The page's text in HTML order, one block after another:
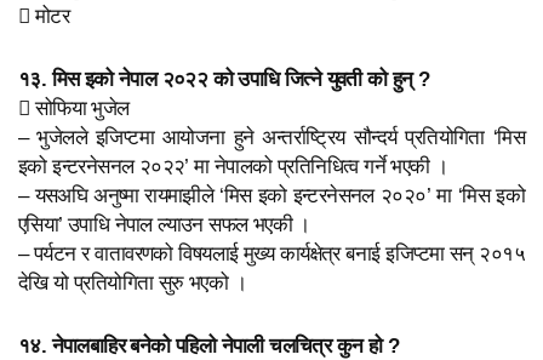
 मोटर
१३. मिस इको नेपाल २०२२ को उपाधि जित्ने युवती को हुन् ?
 सोफिया भुजेल
– भुजेलले इजिप्टमा आयोजना हुने अन्तर्राष्ट्रिय सौन्दर्य प्रतियोगिता ‘मिस
इको इन्टरनेसनल २०२२’ मा नेपालको प्रतिनिधित्व गर्ने भएकी ।
– यसअघि अनुष्मा रायमाझीले ‘मिस इको इन्टरनेसनल २०२०’ मा ‘मिस इको
एसिया’ उपाधि नेपाल ल्याउन सफल भएकी ।
– पर्यटन र वातावरणको विषयलाई मुख्य कार्यक्षेत्र बनाई इजिप्टमा सन् २०१५
देखि यो प्रतियोगिता सुरु भएको ।
१४. नेपालबाहिर बनेको पहिलो नेपाली चलचित्र कुन हो ?